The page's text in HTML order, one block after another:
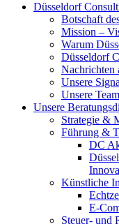
Düsseldorf
Botschaft
Mission –
Warum
Düsseldorf
Nachrichten
Unsere
Unsere Team
Unsere
Strategie &
Führung &
DC
Künstliche
E-
Steuer- und